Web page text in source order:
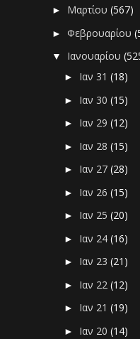
► Μαρτίου(567)
►Φεβρουαρίου
▼ Ιανουαρίου
► Ιαν 31(18)
► Ιαν 30(15)
► Ιαν 29(12)
► Ιαν 28(15)
► Ιαν 27(28)
► Ιαν 26(15)
► Ιαν 25(20)
► Ιαν 24(16)
► Ιαν 23(21)
► Ιαν 22(12)
► Ιαν 21(19)
► Ιαν 20(14)